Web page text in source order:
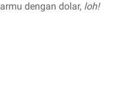
dengan dolar, loh!